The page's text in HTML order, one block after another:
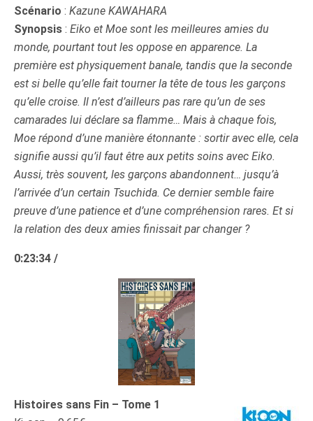
Scénario : Kazune KAWAHARA
Synopsis : Eiko et Moe sont les meilleures amies du
monde, pourtant tout les oppose en apparence. La
première est physiquement banale, tandis que la seconde
est si belle qu’elle fait tourner la tête de tous les garçons
qu’elle croise. Il n’est d’ailleurs pas rare qu’un de ses
camarades lui déclare sa flamme… Mais à chaque fois,
Moe répond d’une manière étonnante : sortir avec elle, cela
signifie aussi qu’il faut être aux petits soins avec Eiko.
Aussi, très souvent, les garçons abandonnent… jusqu’à
l’arrivée d’un certain Tsuchida. Ce dernier semble faire
preuve d’une patience et d’une compréhension rares. Et si
la relation des deux amies finissait par changer ?
0:23:34 /
Histoires sans Fin – Tome 1